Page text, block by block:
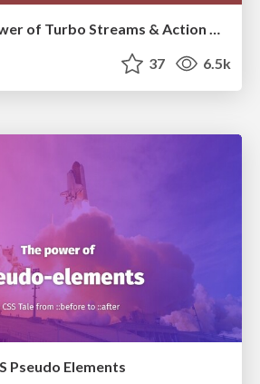
Exploring the Power of Turbo Streams & Action Cable | RailsConf2023
37 6.5k
Pseudo Elements